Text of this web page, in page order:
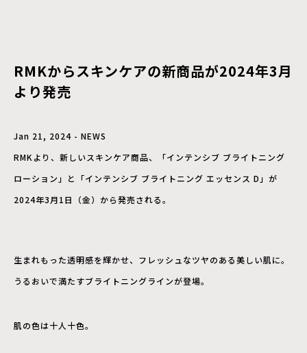
RMKからスキンケアの新商品が2024年3月
より発売
Jan 21, 2024 - NEWS
RMKより、新しいスキンケア商品、「インテンシブ ブライトニング
ローション」と「インテンシブ ブライトニング エッセンス D」が
2024年3月1日（金）から発売される。
生まれもった透明感を輝かせ、フレッシュなツヤのある美しい肌に。
うるおいで満たすブライトニングラインが登場。
肌の色は十人十色。